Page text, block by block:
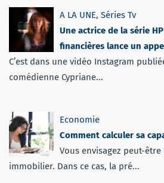
A LA UNE, Séries Tv
Une actrice de la série
financières lance un
C’est dans une vidéo Instagram
comédienne Cypriane...
Economie
Comment calculer sa
Vous envisagez peut-
immobilier. Dans ce cas, la pré...